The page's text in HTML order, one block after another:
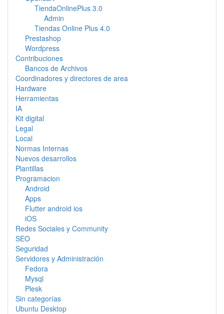
TiendaOnlinePlus 3.0
Admin
Tiendas Online Plus 4.0
Prestashop
Wordpress
Contribuciones
Bancos de Archivos
Coordinadores y directores de area
Hardware
Herramientas
IA
Kit digital
Legal
Local
Normas Internas
Nuevos desarrollos
Plantillas
Programacion
Android
Apps
Flutter android ios
iOS
Redes Sociales y Community
SEO
Seguridad
Servidores y Administración
Fedora
Mysql
Plesk
Sin categorías
Ubuntu Desktop